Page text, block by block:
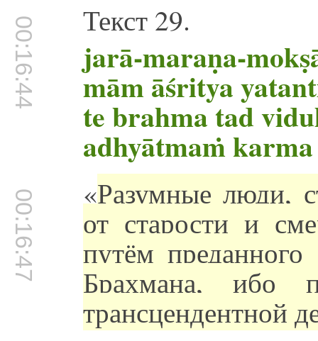
00:16:44 Текст 29.
jarā-maraṇa-
mām āśritya
te brahma tad
adhyātmaṁ
00:16:47 «Разумные люди,
от старости и
путём
Брахмана, ибо
трансцендентной